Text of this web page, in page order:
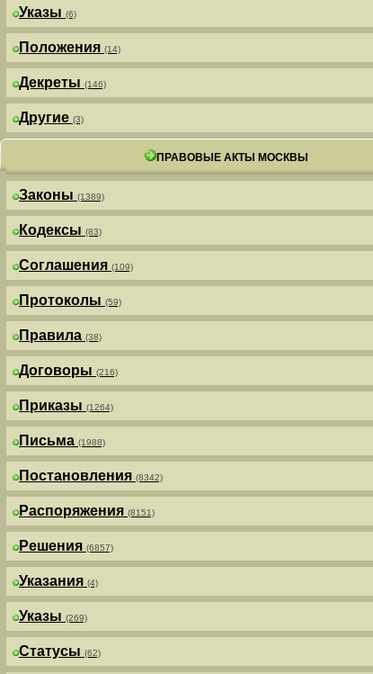
Указы (6)
Положения (14)
Декреты (146)
Другие (3)
ПРАВОВЫЕ АКТЫ МОСКВЫ
Законы (1389)
Кодексы (83)
Соглашения (109)
Протоколы (59)
Правила (38)
Договоры (216)
Приказы (1264)
Письма (1988)
Постановления (8342)
Распоряжения (8151)
Решения (6857)
Указания (4)
Указы (269)
Статусы (62)